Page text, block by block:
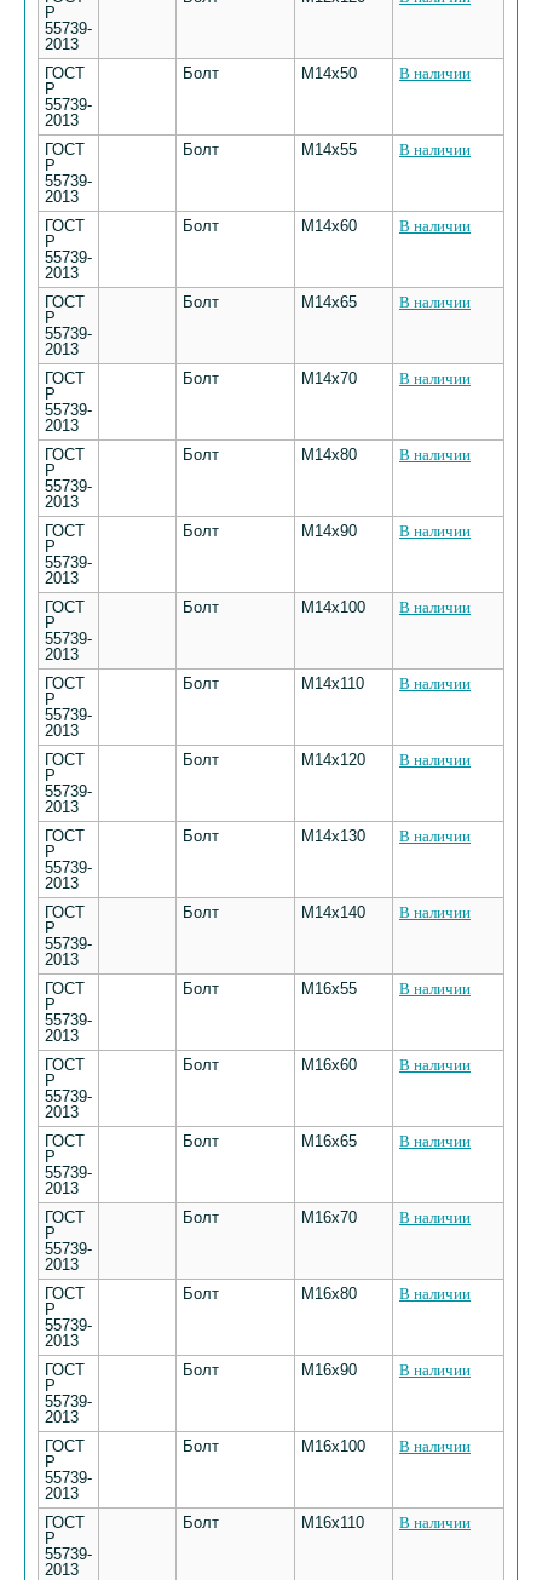
Р
55739-
2013
ГОСТ
Р
55739-
2013
Болт М14х50 В наличии
ГОСТ
Р
55739-
2013
Болт М14х55 В наличии
ГОСТ
Р
55739-
2013
Болт М14х60 В наличии
ГОСТ
Р
55739-
2013
Болт М14х65 В наличии
ГОСТ
Р
55739-
2013
Болт М14х70 В наличии
ГОСТ
Р
55739-
2013
Болт М14х80 В наличии
ГОСТ
Р
55739-
2013
Болт М14х90 В наличии
ГОСТ
Р
55739-
2013
Болт М14х100 В наличии
ГОСТ
Р
55739-
2013
Болт М14х110 В наличии
ГОСТ
Р
55739-
2013
Болт М14х120 В наличии
ГОСТ
Р
55739-
2013
Болт М14х130 В наличии
ГОСТ
Р
55739-
2013
Болт М14х140 В наличии
ГОСТ
Р
55739-
2013
Болт М16х55 В наличии
ГОСТ
Р
55739-
2013
Болт М16х60 В наличии
ГОСТ
Р
55739-
2013
Болт М16х65 В наличии
ГОСТ
Р
55739-
2013
Болт М16х70 В наличии
ГОСТ
Р
55739-
2013
Болт М16х80 В наличии
ГОСТ
Р
55739-
2013
Болт М16х90 В наличии
ГОСТ
Р
55739-
2013
Болт М16х100 В наличии
ГОСТ
Р
55739-
2013
Болт М16х110 В наличии